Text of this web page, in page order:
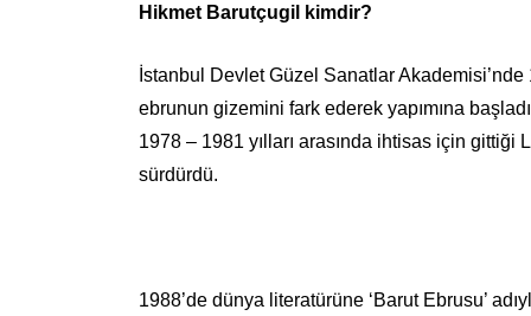
Hikmet Barutçugil kimdir?
İstanbul Devlet Güzel Sanatlar Akademisi’nde
ebrunun gizemini fark ederek yapımına
1978 – 1981 yılları arasında ihtisas için gittiği
sürdürdü.
1988’de dünya literatürüne ‘Barut Ebrusu’